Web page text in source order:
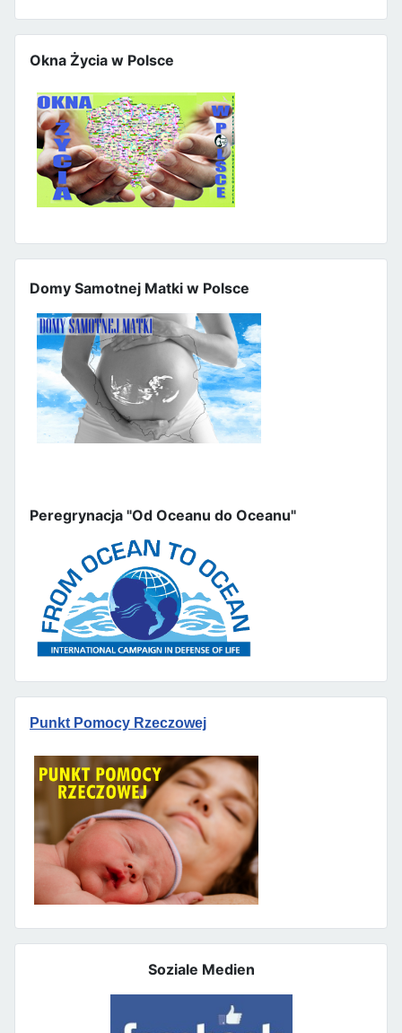
Okna Życia w Polsce
Domy Samotnej Matki w Polsce
Peregrynacja "Od Oceanu do Oceanu"
Punkt Pomocy Rzeczowej
Soziale Medien